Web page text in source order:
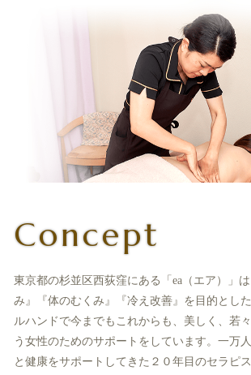
Concept
東京都の杉並区西荻窪にある「ea（エア）」
み』『体のむくみ』『冷え改善』を目的とし
ルハンドで今までもこれからも、美しく、若
う女性のためのサポートをしています。一万
と健康をサポートしてきた２０年目のセラピ